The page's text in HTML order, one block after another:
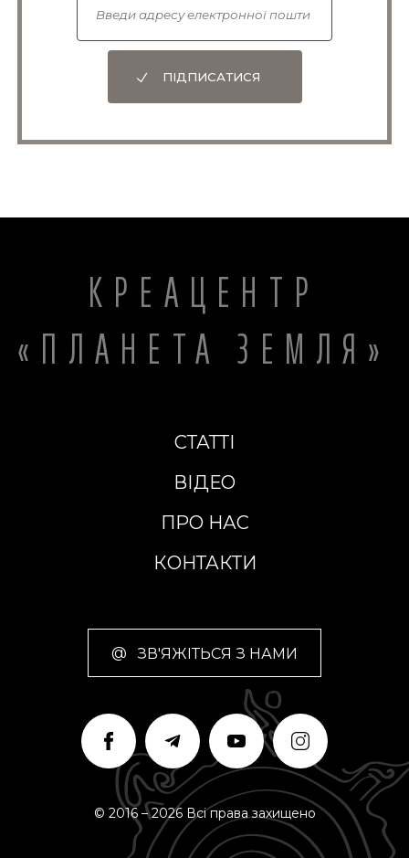
ПІДПИСАТИСЯ
КРЕАЦЕНТР
«ПЛАНЕТА ЗЕМЛЯ»
СТАТТІ
ВІДЕО
ПРО НАС
КОНТАКТИ
@ ЗВ'ЯЖІТЬСЯ З НАМИ
© 2016 – 2026 Всі права захищено